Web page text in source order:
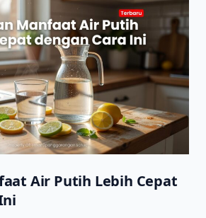
Air Putih Lebih Cepat